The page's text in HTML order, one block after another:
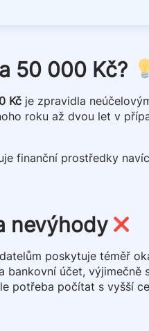
50 000 Kč?
Kč je zpravidla
roku až dvou let v
finanční prostředky
nevýhody
poskytuje téměř
bankovní účet,
potřeba počítat s vyšší